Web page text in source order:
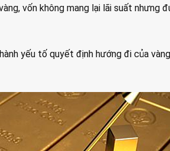
vốn không mang lại lãi suất nhưng
yếu tố quyết định hướng đi của